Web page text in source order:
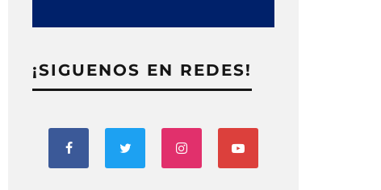
¡SIGUENOS EN REDES!